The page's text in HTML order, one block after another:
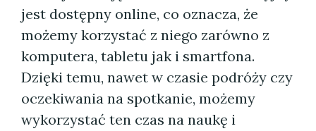
jest dostępny online, co oznacza, że
możemy korzystać z niego zarówno z
komputera, tabletu jak i smartfona.
Dzięki temu, nawet w czasie podróży czy
oczekiwania na spotkanie, możemy
wykorzystać ten czas na naukę i